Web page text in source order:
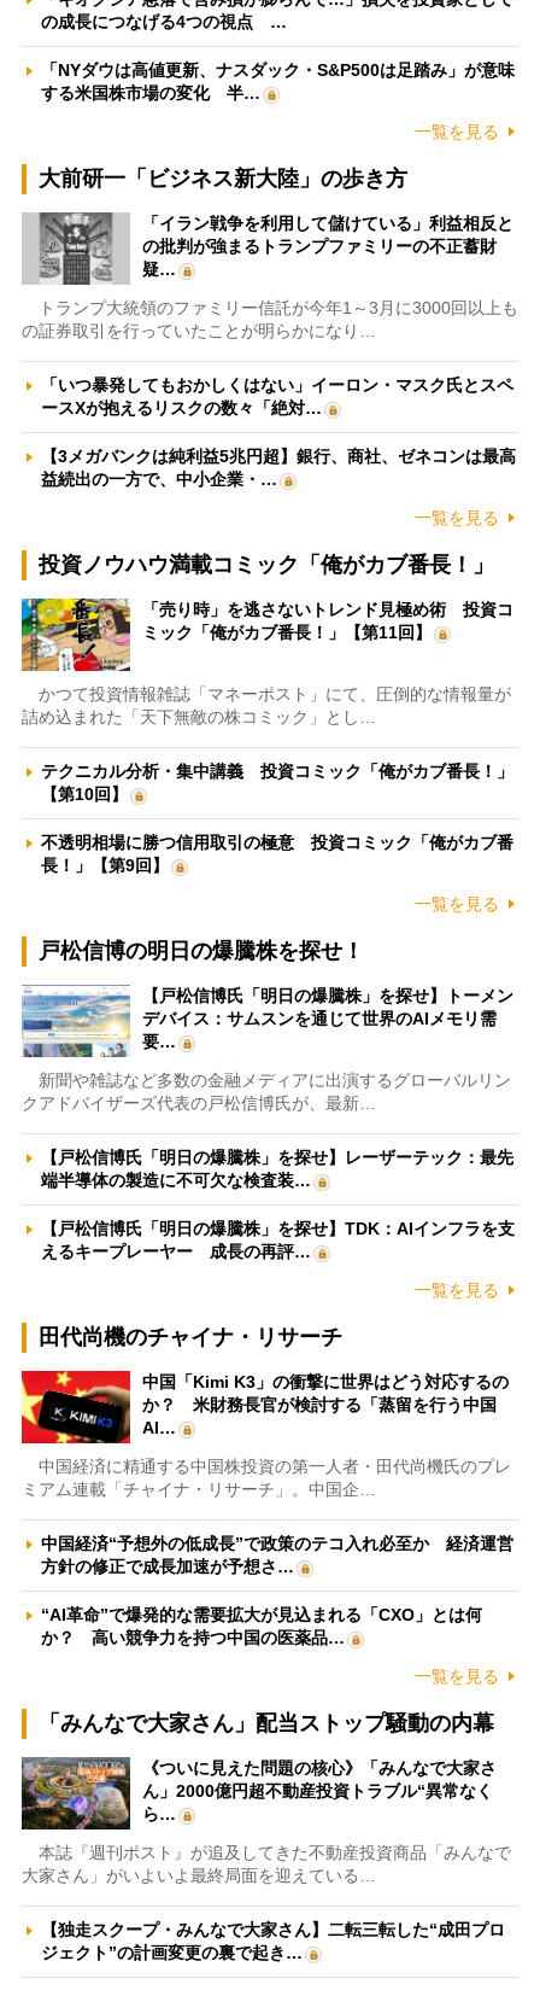
の成長につなげる4つの視点 …
「NYダウは高値更新、ナスダック・S&P500は足踏み」が意味
する米国株市場の変化 半…
一覧を見る
大前研一「ビジネス新大陸」の歩き方
「イラン戦争を利用して儲けている」利益相反と
の批判が強まるトランプファミリーの不正蓄財
疑…
トランプ大統領のファミリー信託が今年1～3月に3000回以上も
の証券取引を行っていたことが明らかになり…
「いつ暴発してもおかしくはない」イーロン・マスク氏とスペ
ースXが抱えるリスクの数々「絶対…
【3メガバンクは純利益5兆円超】銀行、商社、ゼネコンは最高
益続出の一方で、中小企業・…
一覧を見る
投資ノウハウ満載コミック「俺がカブ番長！」
「売り時」を逃さないトレンド見極め術 投資コ
ミック「俺がカブ番長！」【第11回】
かつて投資情報雑誌「マネーポスト」にて、圧倒的な情報量が
詰め込まれた「天下無敵の株コミック」とし…
テクニカル分析・集中講義 投資コミック「俺がカブ番長！」
【第10回】
不透明相場に勝つ信用取引の極意 投資コミック「俺がカブ番
長！」【第9回】
一覧を見る
戸松信博の明日の爆騰株を探せ！
【戸松信博氏「明日の爆騰株」を探せ】トーメン
デバイス：サムスンを通じて世界のAIメモリ需
要…
新聞や雑誌など多数の金融メディアに出演するグローバルリン
クアドバイザーズ代表の戸松信博氏が、最新…
【戸松信博氏「明日の爆騰株」を探せ】レーザーテック：最先
端半導体の製造に不可欠な検査装…
【戸松信博氏「明日の爆騰株」を探せ】TDK：AIインフラを支
えるキープレーヤー 成長の再評…
一覧を見る
田代尚機のチャイナ・リサーチ
中国「Kimi K3」の衝撃に世界はどう対応するの
か？ 米財務長官が検討する「蒸留を行う中国
AI…
中国経済に精通する中国株投資の第一人者・田代尚機氏のプレ
ミアム連載「チャイナ・リサーチ」。中国企…
中国経済“予想外の低成長”で政策のテコ入れ必至か 経済運営
方針の修正で成長加速が予想さ…
“AI革命”で爆発的な需要拡大が見込まれる「CXO」とは何
か？ 高い競争力を持つ中国の医薬品…
一覧を見る
「みんなで大家さん」配当ストップ騒動の内幕
《ついに見えた問題の核心》「みんなで大家さ
ん」2000億円超不動産投資トラブル“異常なく
ら…
本誌『週刊ポスト』が追及してきた不動産投資商品「みんなで
大家さん」がいよいよ最終局面を迎えている…
【独走スクープ・みんなで大家さん】二転三転した“成田プロ
ジェクト”の計画変更の裏で起き…